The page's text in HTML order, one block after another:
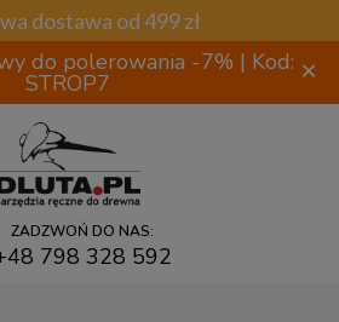
dostawa od 499 zł
do polerowania -7% | Kod:
STROP7 ×
ZADZWOŃ DO NAS:
798 328 592